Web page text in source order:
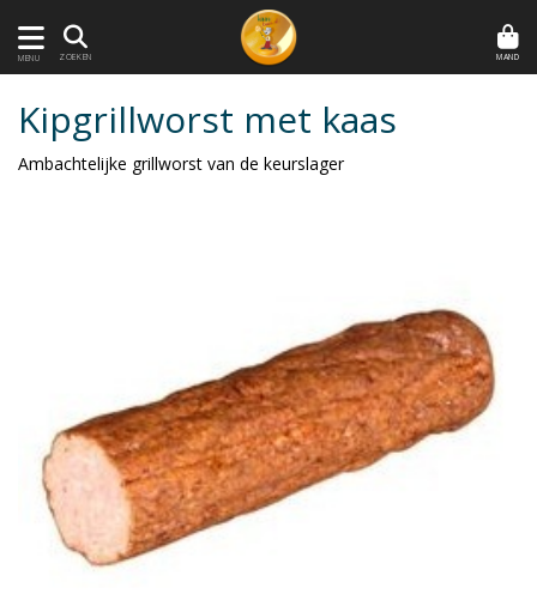
MENU ZOEKEN MAND
Kipgrillworst met kaas
Ambachtelijke grillworst van de keurslager